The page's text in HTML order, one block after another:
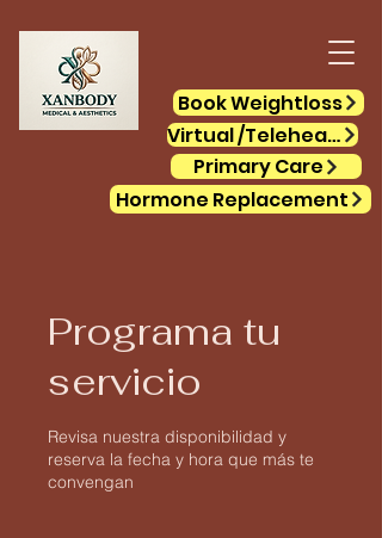
Book Weightloss
Virtual /Telehealth
Primary Care
Hormone Replacement
Programa tu
servicio
Revisa nuestra disponibilidad y
reserva la fecha y hora que más te
convengan